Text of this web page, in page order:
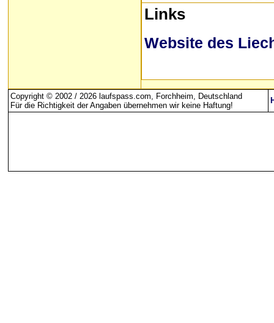
Links
Website des
Copyright © 2002 / 2026 laufspass.com, Forchheim, Deutschland
Für die Richtigkeit der Angaben übernehmen wir keine Haftung!